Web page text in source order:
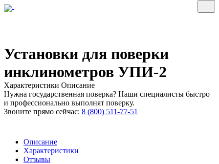
Установки для поверки
инклинометров УПИ-2
Характеристики Описание
Нужна государственная поверка? Наши специалисты быстро
и профессионально выполнят поверку.
Звоните прямо сейчас: 8 (800) 511-77-51
Описание
Характеристики
Отзывы